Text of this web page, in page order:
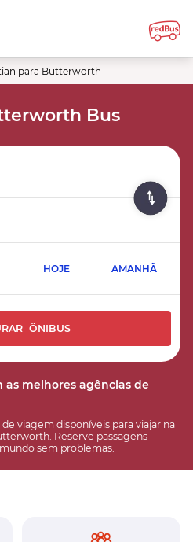
para Butterworth
Bus
HOJE AMANHÃ
ÔNIBUS
as melhores agências de
viagem disponíveis para viajar na
Reserve passagens
sem problemas.